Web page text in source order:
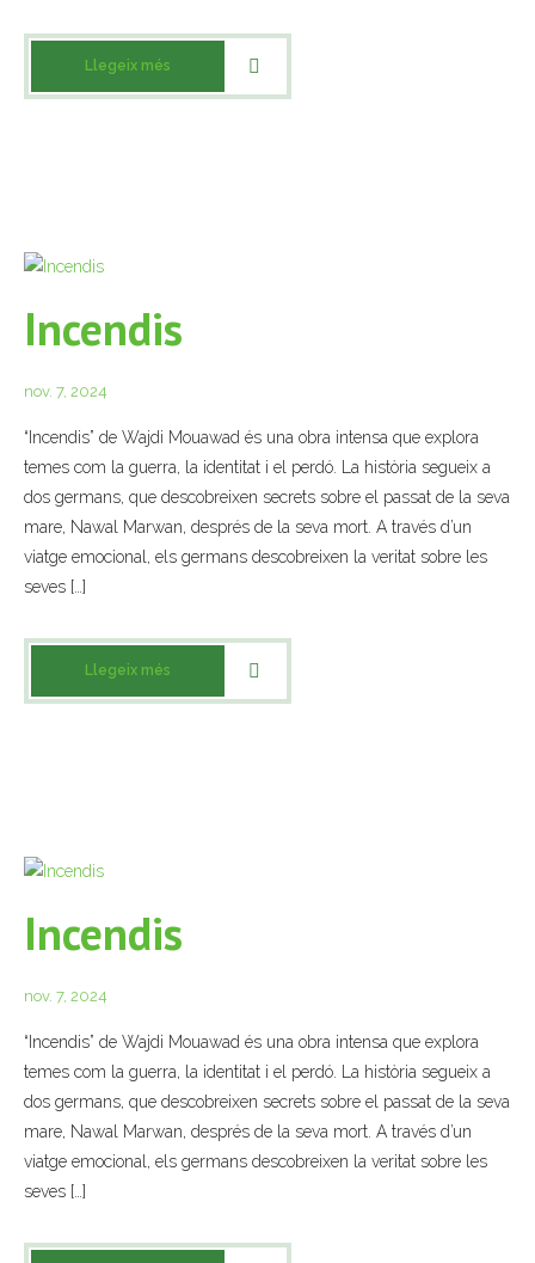
Llegeix més
Incendis
nov. 7, 2024
“Incendis” de Wajdi Mouawad és una obra intensa que explora
temes com la guerra, la identitat i el perdó. La història segueix a
dos germans, que descobreixen secrets sobre el passat de la seva
mare, Nawal Marwan, després de la seva mort. A través d’un
viatge emocional, els germans descobreixen la veritat sobre les
seves […]
Llegeix més
Incendis
nov. 7, 2024
“Incendis” de Wajdi Mouawad és una obra intensa que explora
temes com la guerra, la identitat i el perdó. La història segueix a
dos germans, que descobreixen secrets sobre el passat de la seva
mare, Nawal Marwan, després de la seva mort. A través d’un
viatge emocional, els germans descobreixen la veritat sobre les
seves […]